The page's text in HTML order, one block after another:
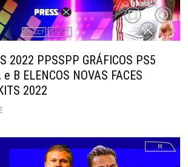
2022 PPSSPP GRÁFICOS PS5
B ELENCOS NOVAS FACES
2022